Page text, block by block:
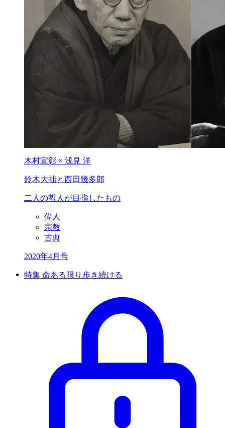
木村宣彰 × 浅見 洋
鈴木大拙と西田幾多郎
二人の哲人が目指したもの
偉人
宗教
古典
2020年4月号
特集 命ある限り歩き続ける